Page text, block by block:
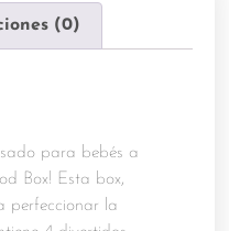
(0)
para bebés a
Box! Esta box,
perfeccionar la